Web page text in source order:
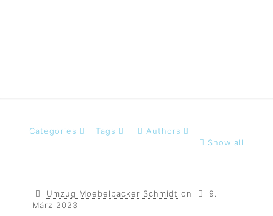
Categories Tags
Authors
Show all
Umzug Moebelpacker Schmidt on
9.
März 2023